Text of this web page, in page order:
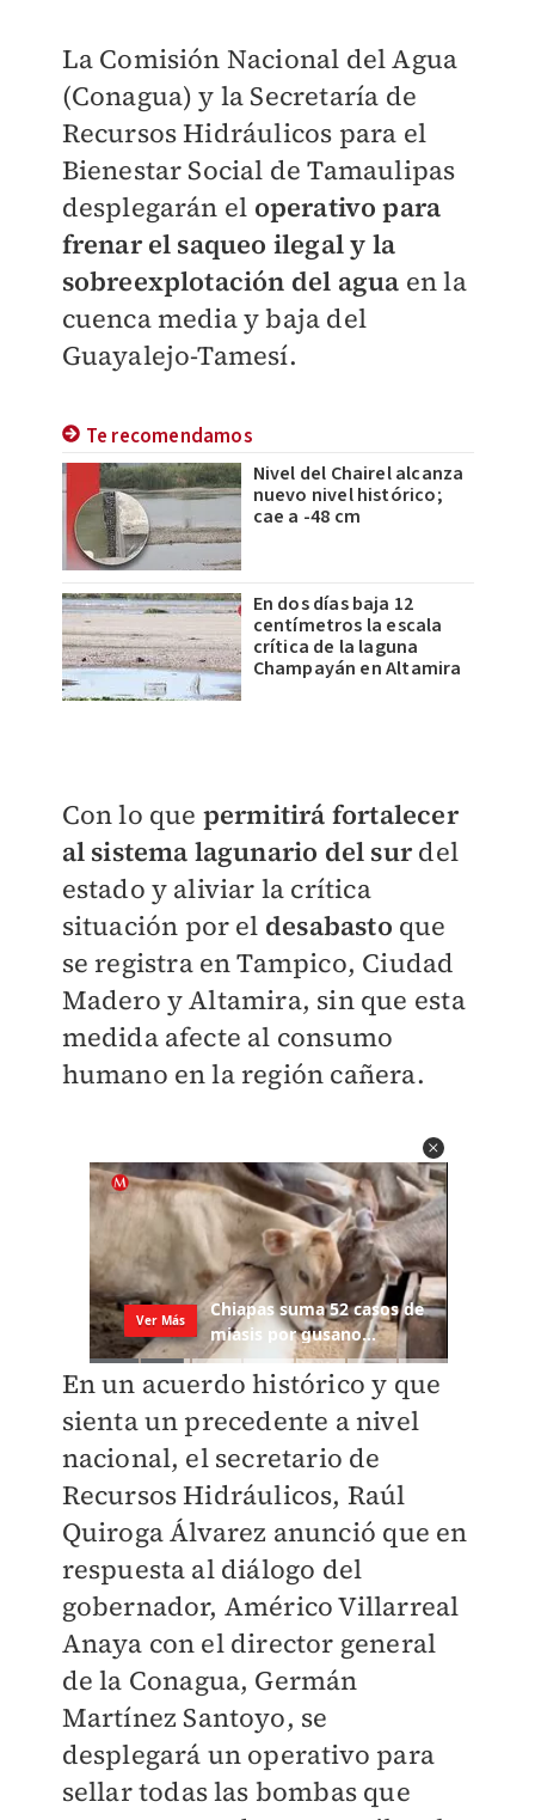
La Comisión Nacional del Agua
(Conagua) y la Secretaría de
Recursos Hidráulicos para el
Bienestar Social de Tamaulipas
desplegarán el operativo para
frenar el saqueo ilegal y la
sobreexplotación del agua en la
cuenca media y baja del
Guayalejo-Tamesí.
Te recomendamos
Nivel del Chairel alcanza
nuevo nivel histórico;
cae a -48 cm
En dos días baja 12
centímetros la escala
crítica de la laguna
Champayán en Altamira
Con lo que permitirá fortalecer
al sistema lagunario del surdel
estado y aliviar la crítica
situación por el desabasto que
se registra en Tampico, Ciudad
Madero y Altamira, sin que esta
medida afecte al consumo
humano en la región cañera.
En un acuerdo histórico y que
sienta un precedente a nivel
nacional, el secretario de
Recursos Hidráulicos, Raúl
Quiroga Álvarez anunció que en
respuesta al diálogo del
gobernador, Américo Villarreal
Anaya con el director general
de la Conagua, Germán
Martínez Santoyo, se
desplegará un operativo para
sellar todas las bombas que